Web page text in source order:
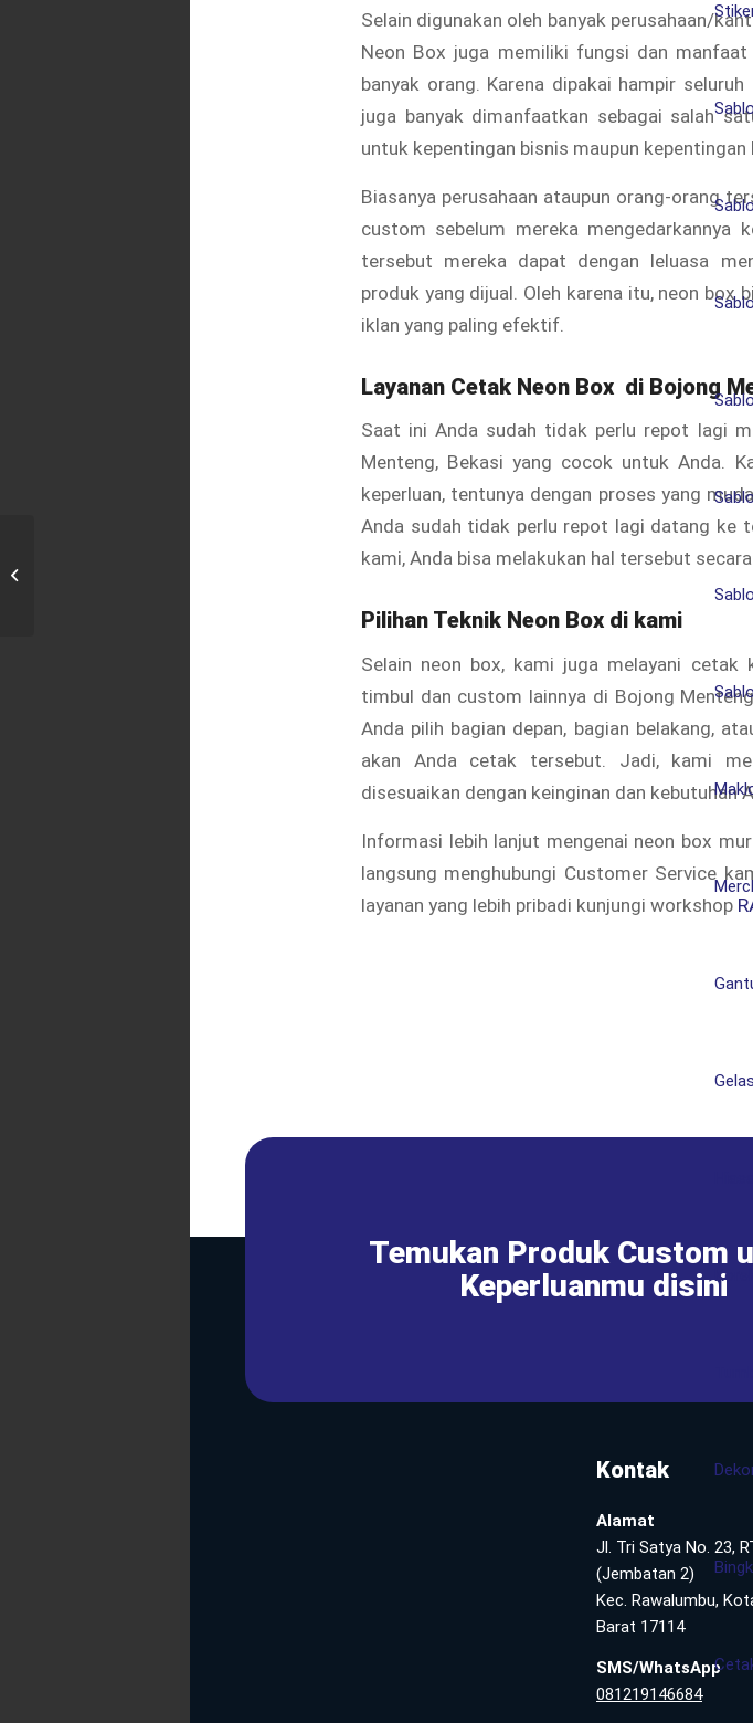
Selain digunakan oleh banyak perusahaan/
Neon Box juga memiliki fungsi dan
banyak orang. Karena dipakai hampir
juga banyak dimanfaatkan sebagai salah
untuk kepentingan bisnis maupun kepentingan
Biasanya perusahaan ataupun orang-orang
custom sebelum mereka mengedarkannya
tersebut mereka dapat dengan leluasa
produk yang dijual. Oleh karena itu, neon box
iklan yang paling efektif.
Layanan Cetak Neon Box di Bojong
Saat ini Anda sudah tidak perlu repot lagi
Menteng, Bekasi yang cocok untuk Anda.
keperluan, tentunya dengan proses yang
Anda sudah tidak perlu repot lagi datang ke
kami, Anda bisa melakukan hal tersebut
Pilihan Teknik Neon Box di kami
Selain neon box, kami juga melayani
timbul dan custom lainnya di Bojong
Anda pilih bagian depan, bagian belakang,
akan Anda cetak tersebut. Jadi, kami
disesuaikan dengan keinginan dan kebutuhan
Informasi lebih lanjut mengenai neon box
langsung menghubungi Customer Service
layanan yang lebih pribadi kunjungi workshop
Temukan Produk Custom
Keperluanmu disini
Kontak
Alamat
Jl. Tri Satya No. 23,
(Jembatan 2)
Kec. Rawalumbu,
Barat 17114
SMS/WhatsApp
081219146684